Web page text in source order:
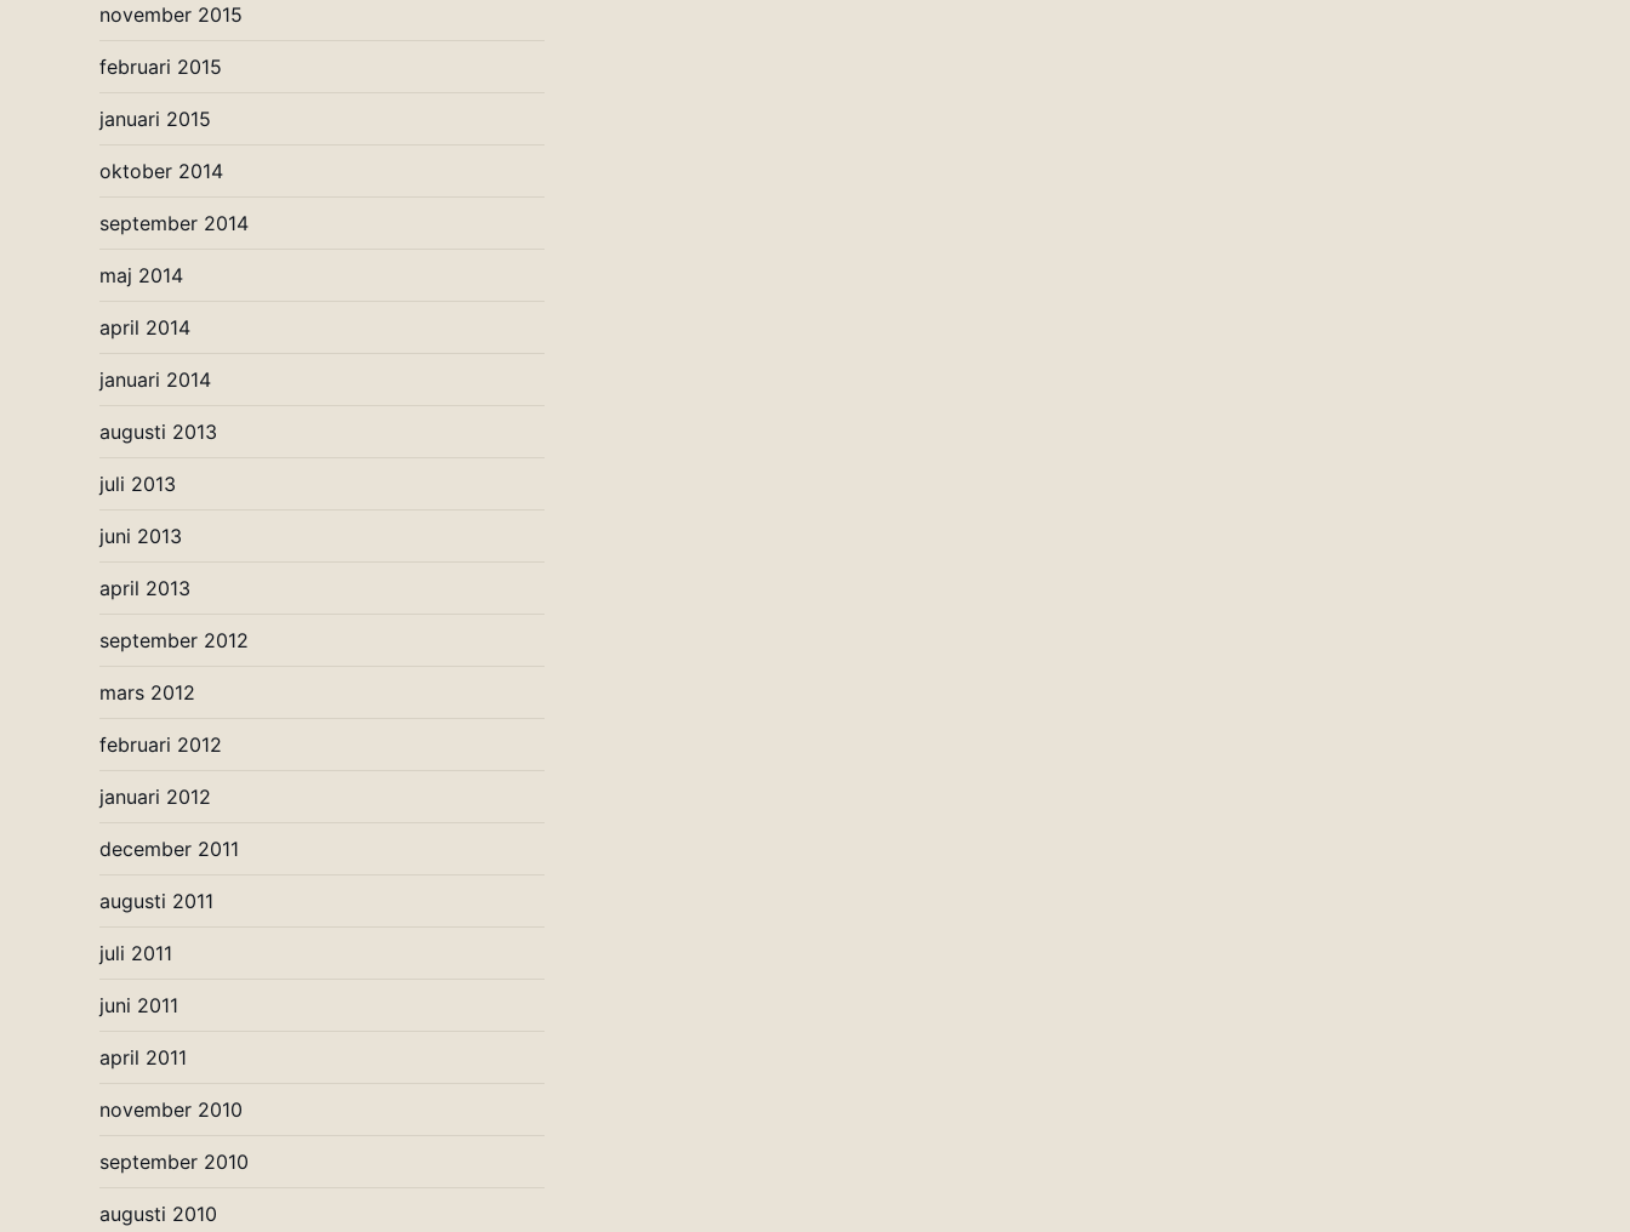
november 2015
februari 2015
januari 2015
oktober 2014
september 2014
maj 2014
april 2014
januari 2014
augusti 2013
juli 2013
juni 2013
april 2013
september 2012
mars 2012
februari 2012
januari 2012
december 2011
augusti 2011
juli 2011
juni 2011
april 2011
november 2010
september 2010
augusti 2010